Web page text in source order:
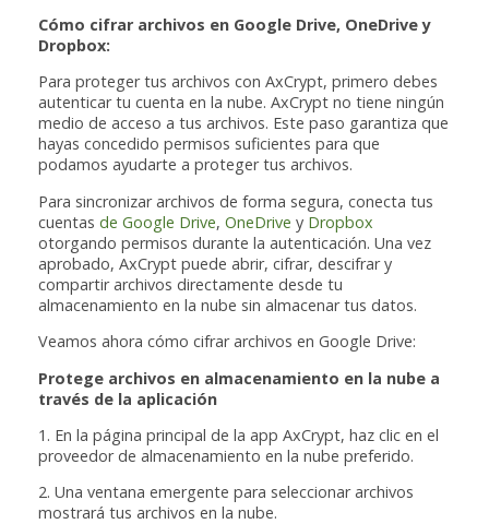
Cómo cifrar archivos en Google Drive, OneDrive y
Dropbox:
Para proteger tus archivos con AxCrypt, primero debes
autenticar tu cuenta en la nube. AxCrypt no tiene ningún
medio de acceso a tus archivos. Este paso garantiza que
hayas concedido permisos suficientes para que
podamos ayudarte a proteger tus archivos.
Para sincronizar archivos de forma segura, conecta tus
cuentas de Google Drive, OneDrive y Dropbox
otorgando permisos durante la autenticación. Una vez
aprobado, AxCrypt puede abrir, cifrar, descifrar y
compartir archivos directamente desde tu
almacenamiento en la nube sin almacenar tus datos.
Veamos ahora cómo cifrar archivos en Google Drive:
Protege archivos en almacenamiento en la nube a
través de la aplicación
1. En la página principal de la app AxCrypt, haz clic en el
proveedor de almacenamiento en la nube preferido.
2. Una ventana emergente para seleccionar archivos
mostrará tus archivos en la nube.